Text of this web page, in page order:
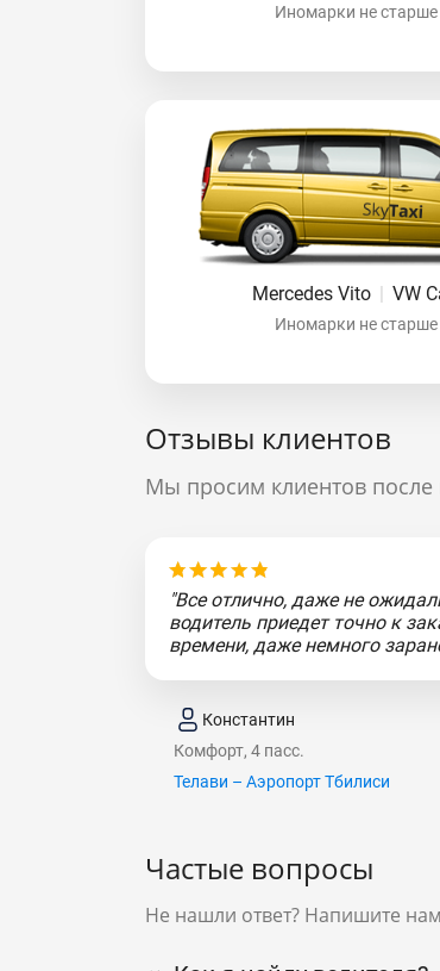
Иномарки не старше
Mercedes Vito | VW
Иномарки не старше
Отзывы клиентов
Мы просим клиентов после
"Все отлично, даже не
водитель приедет точно к
времени, даже немного
Константин
Комфорт, 4 пасс.
Телави – Аэропорт Тбилиси
Частые вопросы
Не нашли ответ? Напишите нам